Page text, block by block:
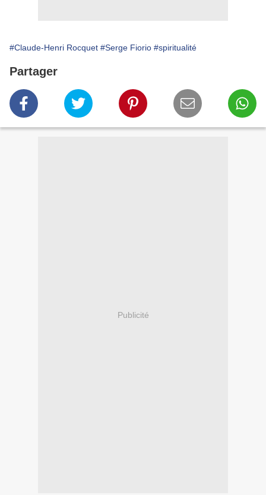
#Claude-Henri Rocquet #Serge Fiorio #spiritualité
Partager
Publicité